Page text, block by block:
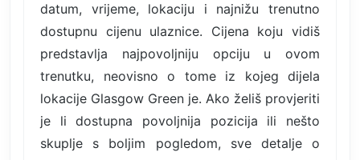
datum, vrijeme, lokaciju i najnižu trenutno
dostupnu cijenu ulaznice. Cijena koju vidiš
predstavlja najpovoljniju opciju u ovom
trenutku, neovisno o tome iz kojeg dijela
lokacije Glasgow Green je. Ako želiš provjeriti
je li dostupna povoljnija pozicija ili nešto
skuplje s boljim pogledom, sve detalje o